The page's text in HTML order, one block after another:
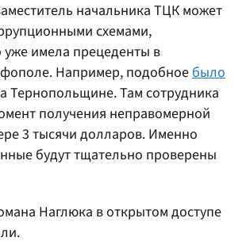
начальника ТЦК может
схемами,
уже имела прецеденты в
Например, подобноебыло
Тернопольщине. Там сотрудника
получения неправомерной
3 тысячи долларов. Именно
будут тщательно проверены
Наглюка в открытом доступе